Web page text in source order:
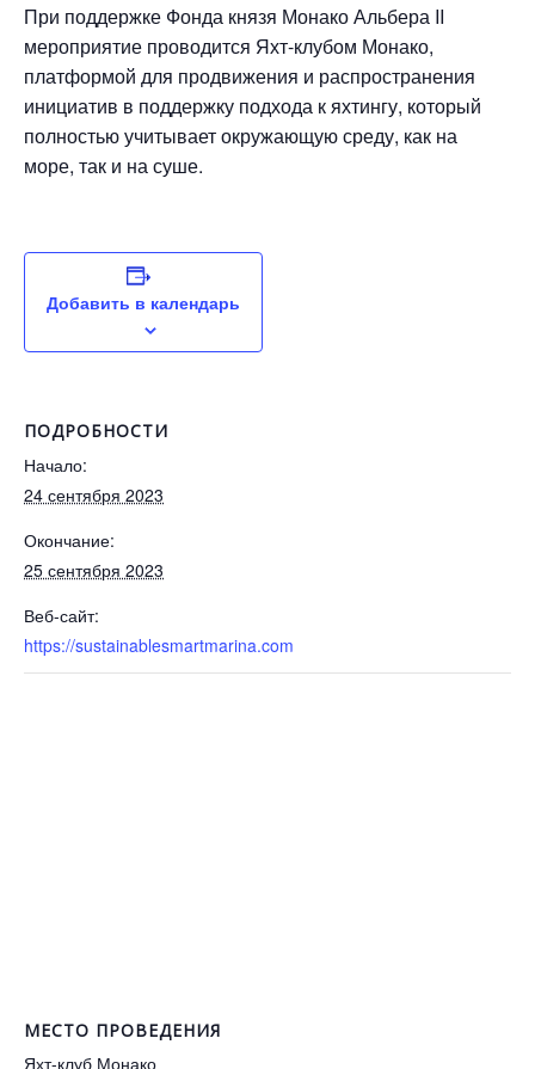
При поддержке Фонда князя Монако Альбера II
мероприятие проводится Яхт-клубом Монако,
платформой для продвижения и распространения
инициатив в поддержку подхода к яхтингу, который
полностью учитывает окружающую среду, как на
море, так и на суше.
Добавить в календарь
ПОДРОБНОСТИ
Начало:
24 сентября 2023
Окончание:
25 сентября 2023
Веб-сайт:
https://sustainablesmartmarina.com
МЕСТО ПРОВЕДЕНИЯ
Яхт-клуб Монако